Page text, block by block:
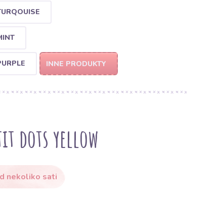
INNE PRODUKTY
dots yellow
nekoliko sati